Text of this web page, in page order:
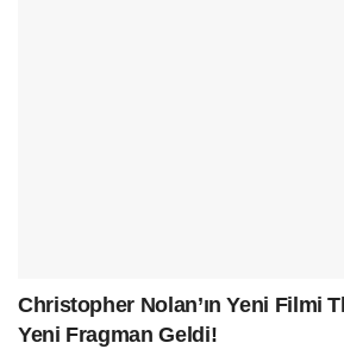
Christopher Nolan’ın Yeni Filmi
Yeni Fragman Geldi!